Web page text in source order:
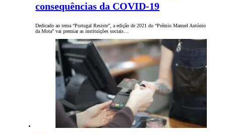
consequências da COVID-19
Dedicado ao tema “Portugal Resiste”, a edição de 2021 do “Prémio Manuel António
da Mota” vai premiar as instituições sociais…